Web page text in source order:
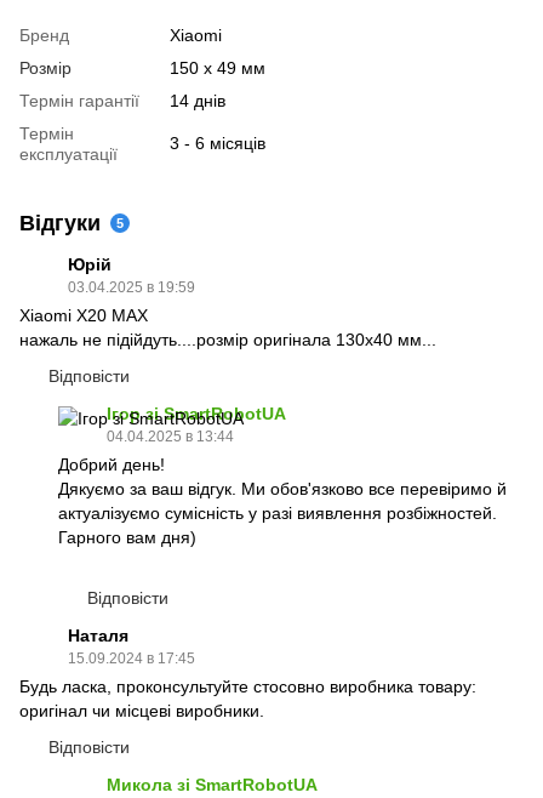
Бренд
Xiaomi
Розмір
150 х 49 мм
Термін гарантії
14 днів
Термін
експлуатації
3 - 6 місяців
Відгуки 5
Юрій
03.04.2025 в 19:59
Xiaomi X20 MAX
нажаль не підійдуть....розмір оригінала 130х40 мм...
Відповісти
Ігор зі SmartRobotUA
04.04.2025 в 13:44
Добрий день!
Дякуємо за ваш відгук. Ми обов'язково все перевіримо й
актуалізуємо сумісність у разі виявлення розбіжностей.
Гарного вам дня)
Відповісти
Наталя
15.09.2024 в 17:45
Будь ласка, проконсультуйте стосовно виробника товару:
оригінал чи місцеві виробники.
Відповісти
Микола зі SmartRobotUA